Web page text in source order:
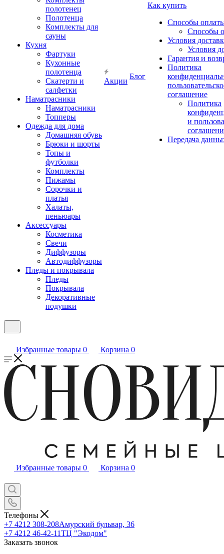
полотенец
Полотенца
Комплекты для
сауны
Кухня
Фартуки
Кухонные
полотенца
Скатерти и
салфетки
Наматрасники
Наматрасники
Топперы
Одежда для дома
Домашняя обувь
Брюки и шорты
Топы и
футболки
Комплекты
Пижамы
Сорочки и
платья
Халаты,
пеньюары
Аксессуары
Косметика
Свечи
Диффузоры
Автодиффузоры
Пледы и покрывала
Пледы
Покрывала
Декоративные
подушки
Акции
Блог
Как купить
Способы
Способы
Условия
Условия
Гарантия и
Политика
соглашение
Политика
и
Передача
Избранные товары 0 Корзина 0
Избранные товары 0 Корзина 0
Телефоны
+7 4212 308-208Амурский бульвар, 36
+7 4212 46-42-11ТЦ "Экодом"
Заказать звонок